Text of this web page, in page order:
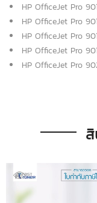
HP OfficeJet Pro
HP OfficeJet Pro
HP OfficeJet Pro
HP OfficeJet Pro
HP OfficeJet Pro